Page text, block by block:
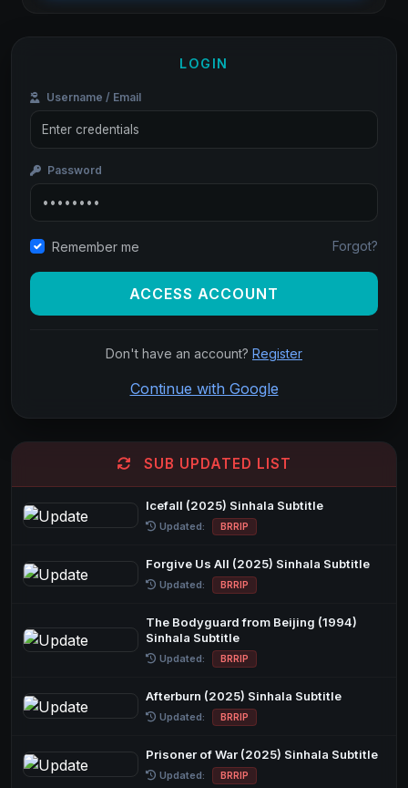
LOGIN
Username / Email
Password
Remember me Forgot?
ACCESS ACCOUNT
Don't have an account? Register
Continue with Google
SUB UPDATED LIST
Icefall (2025) Sinhala Subtitle
Updated: BRRIP
Forgive Us All (2025) Sinhala Subtitle
Updated: BRRIP
The Bodyguard from Beijing (1994)
Sinhala Subtitle
Updated: BRRIP
Afterburn (2025) Sinhala Subtitle
Updated: BRRIP
Prisoner of War (2025) Sinhala Subtitle
Updated: BRRIP